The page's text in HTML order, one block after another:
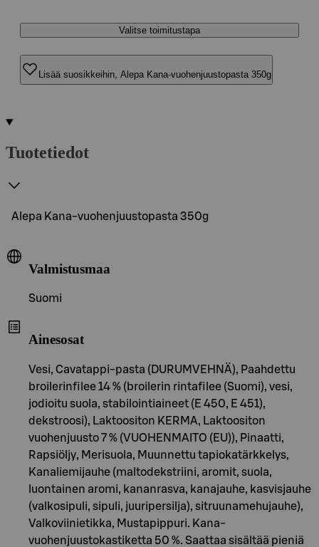
Valitse toimitustapa
Lisää suosikkeihin, Alepa Kana-vuohenjuustopasta 350g
Tuotetiedot
Alepa Kana-vuohenjuustopasta 350g
Valmistusmaa
Suomi
Ainesosat
Vesi, Cavatappi-pasta (DURUMVEHNÄ), Paahdettu
broilerinfilee 14 % (broilerin rintafilee (Suomi), vesi,
jodioitu suola, stabilointiaineet (E 450, E 451),
dekstroosi), Laktoositon KERMA, Laktoositon
vuohenjuusto 7 % (VUOHENMAITO (EU)), Pinaatti,
Rapsiöljy, Merisuola, Muunnettu tapiokatärkkelys,
Kanaliemijauhe (maltodekstriini, aromit, suola,
luontainen aromi, kananrasva, kanajauhe, kasvisjauhe
(valkosipuli, sipuli, juuripersilja), sitruunamehujauhe),
Valkoviinietikka, Mustapippuri. Kana-
vuohenjuustokastiketta 50 %. Saattaa sisältää pieniä